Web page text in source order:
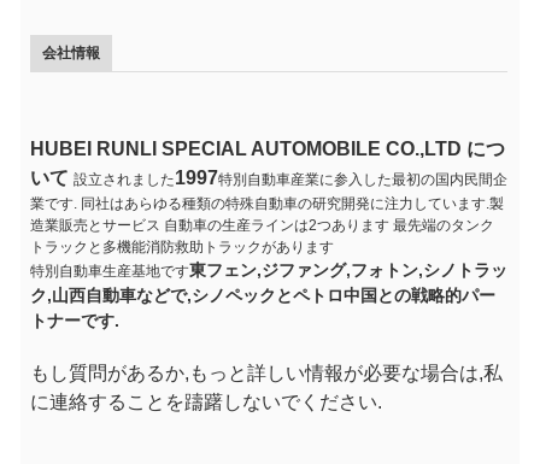
会社情報
HUBEI RUNLI SPECIAL AUTOMOBILE CO.,LTD につ
いて 設立されました1997特別自動車産業に参入した最初の国内民間企
業です. 同社はあらゆる種類の特殊自動車の研究開発に注力しています.製
造業販売とサービス 自動車の生産ラインは2つあります 最先端のタンク
トラックと多機能消防救助トラックがあります
特別自動車生産基地です東フェン,ジファング,フォトン,シノトラッ
ク,山西自動車などで,シノペックとペトロ中国との戦略的パー
トナーです.
もし質問があるか,もっと詳しい情報が必要な場合は,私
に連絡することを躊躇しないでください.